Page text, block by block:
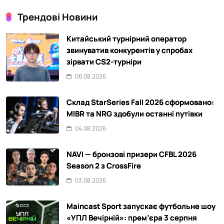
Трендові Новини
Китайський турнірний оператор
звинуватив конкурентів у спробах
зірвати CS2-турніри
06.08.2026
Склад StarSeries Fall 2026 сформовано:
MIBR та NRG здобули останні путівки
04.08.2026
NAVI — бронзові призери CFBL 2026
Season 2 з CrossFire
03.08.2026
Maincast Sport запускає футбольне шоу
«УПЛ Вечірній»: прем’єра 3 серпня